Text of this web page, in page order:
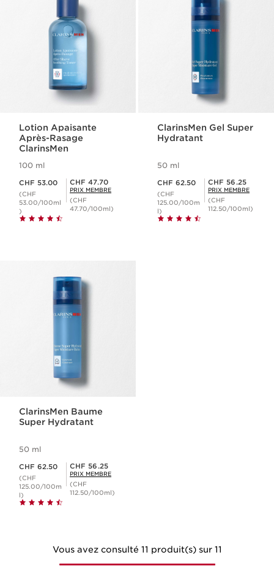
Lotion Apaisante
Après-Rasage
ClarinsMen
100 ml
CHF 53.00
(CHF
53.00/100ml
)
Prix Sérénité CHF 47.70
CHF 47.70
PRIX MEMBRE
(CHF
47.70/100ml)
ClarinsMen Gel Super
Hydratant
50 ml
CHF 62.50
(CHF
125.00/100m
l)
Prix Sérénité CHF 56.25
CHF 56.25
PRIX MEMBRE
(CHF
112.50/100ml)
ClarinsMen Baume
Super Hydratant
50 ml
CHF 62.50
(CHF
125.00/100m
l)
Prix Sérénité CHF 56.25
CHF 56.25
PRIX MEMBRE
(CHF
112.50/100ml)
Vous avez consulté 11 produit(s) sur 11